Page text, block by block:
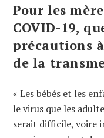
Pour les
COVID-19,
précautions
de la
« Les bébés et les
le virus que les
serait difficile, voire